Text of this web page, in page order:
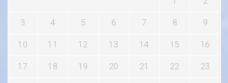
3 4 5 6 7 8 9
10 11 12 13 14 15 16
17 18 19 20 21 22 23